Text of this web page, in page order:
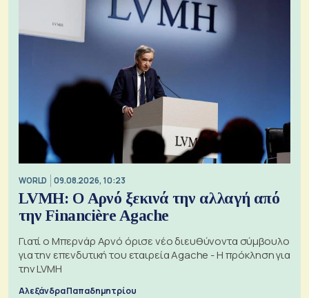
WORLD 09.08.2026, 10:23
LVMH: Ο Αρνό ξεκινά την αλλαγή από
την Financière Agache
Γιατί ο Μπερνάρ Αρνό όρισε νέο διευθύνοντα σύμβουλο
για την επενδυτική του εταιρεία Agache - Η πρόκληση για
την LVMH
Αλεξάνδρα Παπαδημητρίου